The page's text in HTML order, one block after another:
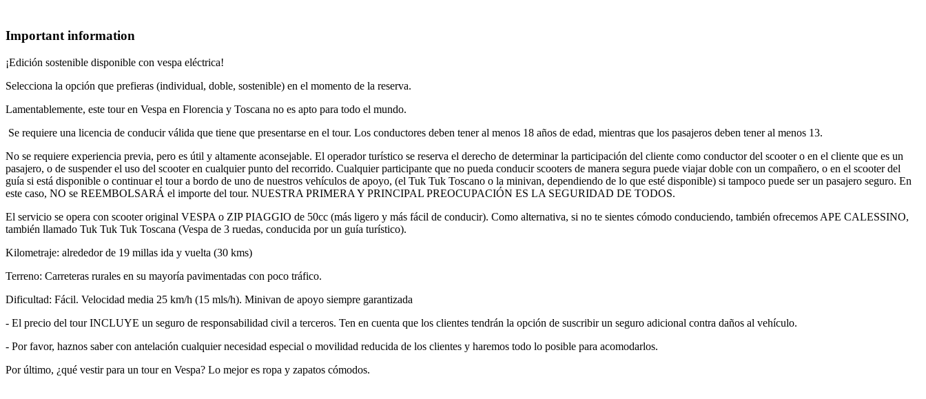
Important information
¡Edición sostenible disponible con vespa eléctrica!
Selecciona la opción que prefieras (individual, doble, sostenible) en el momento de la reserva.
Lamentablemente, este tour en Vespa en Florencia y Toscana no es apto para todo el mundo.
Se requiere una licencia de conducir válida que tiene que presentarse en el tour. Los conductores deben tener al menos 18 años de edad, mientras que los pasajeros deben tener al menos 13.
No se requiere experiencia previa, pero es útil y altamente aconsejable. El operador turístico se reserva el derecho de determinar la participación del cliente como conductor del scooter o en el cliente que es un
pasajero, o de suspender el uso del scooter en cualquier punto del recorrido. Cualquier participante que no pueda conducir scooters de manera segura puede viajar doble con un compañero, o en el scooter del
guía si está disponible o continuar el tour a bordo de uno de nuestros vehículos de apoyo, (el Tuk Tuk Toscano o la minivan, dependiendo de lo que esté disponible) si tampoco puede ser un pasajero seguro. En
este caso, NO se REEMBOLSARÁ el importe del tour. NUESTRA PRIMERA Y PRINCIPAL PREOCUPACIÓN ES LA SEGURIDAD DE TODOS.
El servicio se opera con scooter original VESPA o ZIP PIAGGIO de 50cc (más ligero y más fácil de conducir). Como alternativa, si no te sientes cómodo conduciendo, también ofrecemos APE CALESSINO,
también llamado Tuk Tuk Tuk Toscana (Vespa de 3 ruedas, conducida por un guía turístico).
Kilometraje: alrededor de 19 millas ida y vuelta (30 kms)
Terreno: Carreteras rurales en su mayoría pavimentadas con poco tráfico.
Dificultad: Fácil. Velocidad media 25 km/h (15 mls/h). Minivan de apoyo siempre garantizada
- El precio del tour INCLUYE un seguro de responsabilidad civil a terceros. Ten en cuenta que los clientes tendrán la opción de suscribir un seguro adicional contra daños al vehículo.
- Por favor, haznos saber con antelación cualquier necesidad especial o movilidad reducida de los clientes y haremos todo lo posible para acomodarlos.
Por último, ¿qué vestir para un tour en Vespa? Lo mejor es ropa y zapatos cómodos.